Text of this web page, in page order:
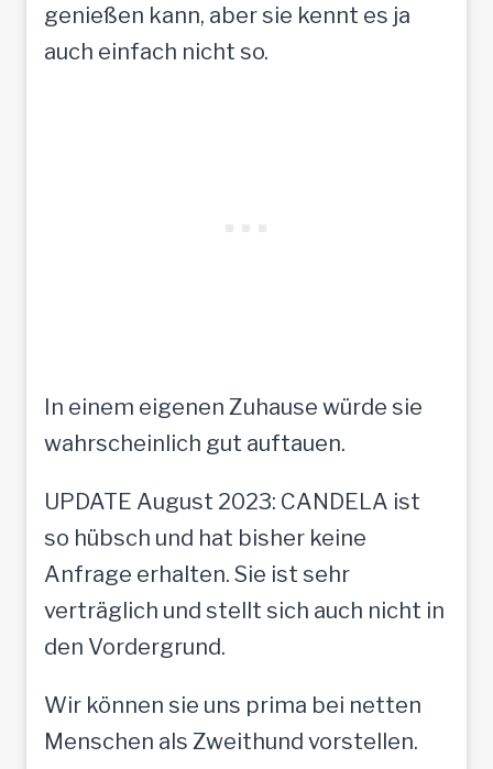
genießen kann, aber sie kennt es ja
auch einfach nicht so.
In einem eigenen Zuhause würde sie
wahrscheinlich gut auftauen.
UPDATE August 2023: CANDELA ist
so hübsch und hat bisher keine
Anfrage erhalten. Sie ist sehr
verträglich und stellt sich auch nicht in
den Vordergrund.
Wir können sie uns prima bei netten
Menschen als Zweithund vorstellen.